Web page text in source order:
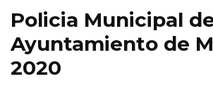
Policia Municipal
Ayuntamiento de
2020